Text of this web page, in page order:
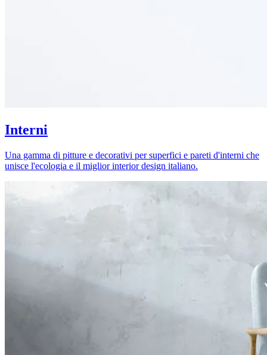
Interni
Una gamma di pitture e decorativi per superfici e pareti d'interni che
unisce l'ecologia e il miglior interior design italiano.